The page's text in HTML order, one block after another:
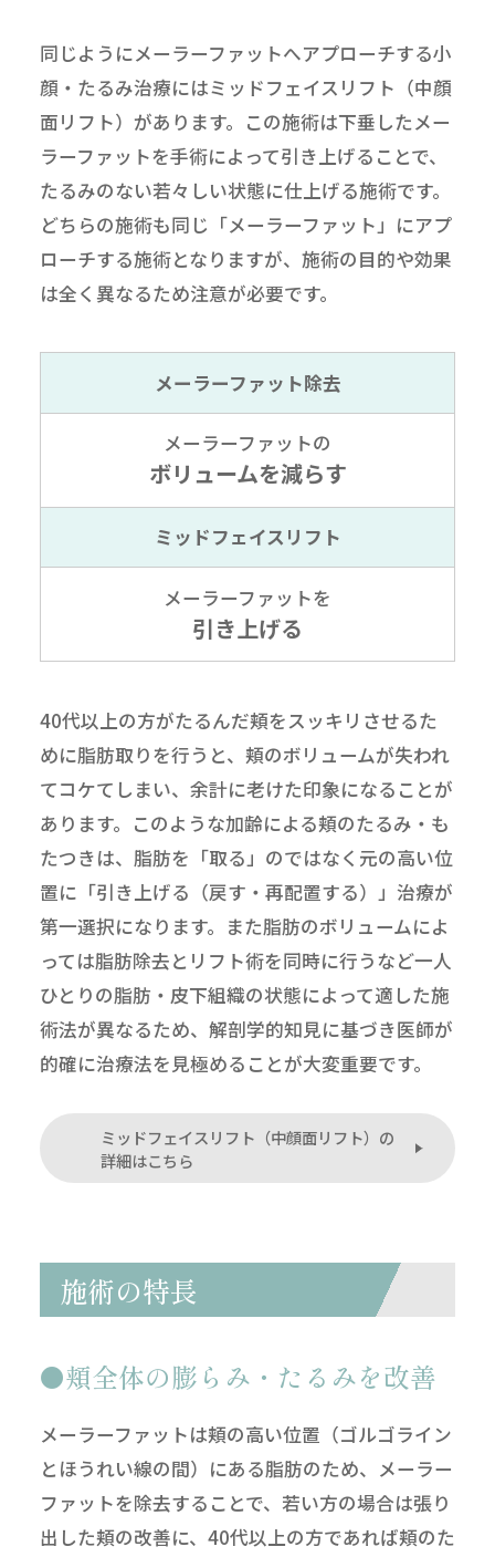
同じようにメーラーファットへアプローチする小
顔・たるみ治療にはミッドフェイスリフト（中顔
面リフト）があります。この施術は下垂したメー
ラーファットを手術によって引き上げることで、
たるみのない若々しい状態に仕上げる施術です。
どちらの施術も同じ「メーラーファット」にアプ
ローチする施術となりますが、施術の目的や効果
は全く異なるため注意が必要です。
メーラーファット除去
メーラーファットの
ボリュームを減らす
ミッドフェイスリフト
メーラーファットを
引き上げる
40代以上の方がたるんだ頬をスッキリさせるた
めに脂肪取りを行うと、頬のボリュームが失われ
てコケてしまい、余計に老けた印象になることが
あります。このような加齢による頬のたるみ・も
たつきは、脂肪を「取る」のではなく元の高い位
置に「引き上げる（戻す・再配置する）」治療が
第一選択になります。また脂肪のボリュームによ
っては脂肪除去とリフト術を同時に行うなど一人
ひとりの脂肪・皮下組織の状態によって適した施
術法が異なるため、解剖学的知見に基づき医師が
的確に治療法を見極めることが大変重要です。
ミッドフェイスリフト（中顔面リフト）の
詳細はこちら
施術の特長
頬全体の膨らみ・たるみを改善
メーラーファットは頬の高い位置（ゴルゴライン
とほうれい線の間）にある脂肪のため、メーラー
ファットを除去することで、若い方の場合は張り
出した頬の改善に、40代以上の方であれば頬のた